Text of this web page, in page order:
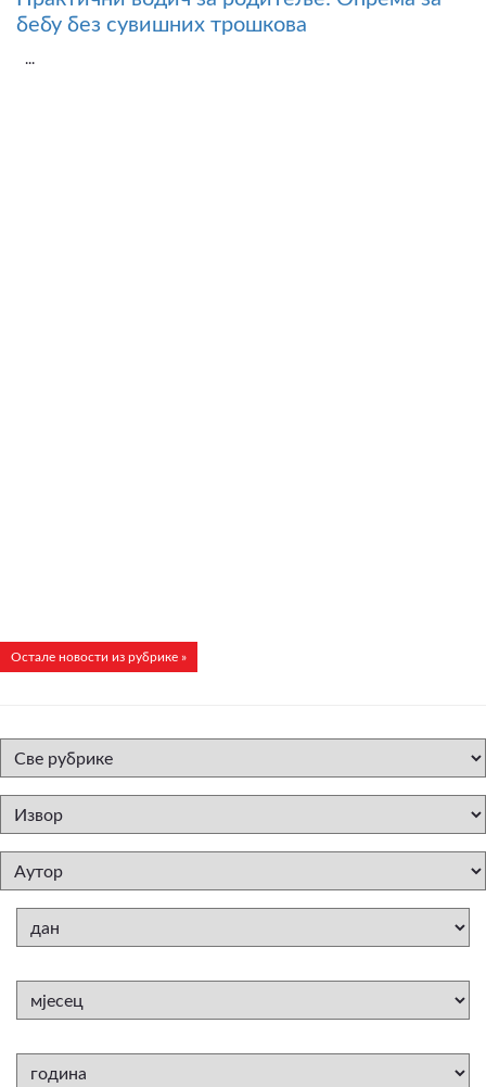
бебу без сувишних трошкова
...
Остале новости из рубрике »